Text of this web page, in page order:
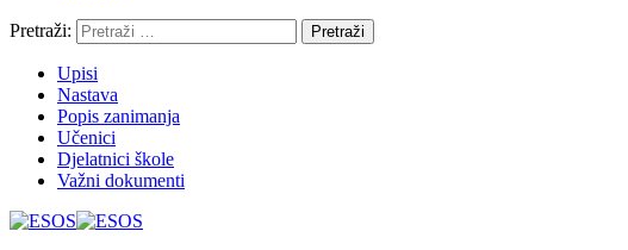
Pretraži:
Upisi
Nastava
Popis zanimanja
Učenici
Djelatnici škole
Važni dokumenti